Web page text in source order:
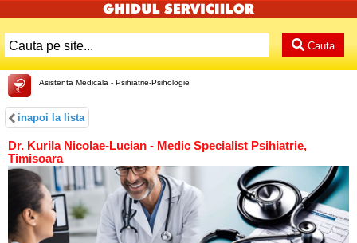
Cauta
Asistenta Medicala - Psihiatrie-Psihologie
inapoi la lista
Dr. Kurila Nicolae-Lucian - Medic Specialist Psihiatrie,
Timisoara